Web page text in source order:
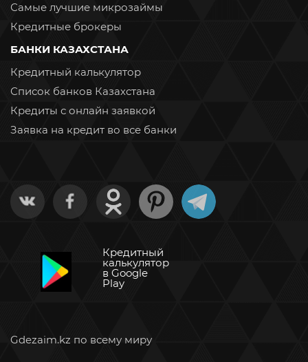
Самые лучшие микрозаймы
Кредитные брокеры
БАНКИ КАЗАХСТАНА
Кредитный калькулятор
Список банков Казахстана
Кредиты с онлайн заявкой
Заявка на кредит во все банки
Кредитный
калькулятор
в Google
Play
Gdezaim.kz по всему миру